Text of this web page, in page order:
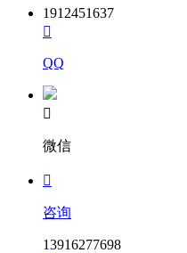
1912451637

QQ

微信

咨询
13916277698